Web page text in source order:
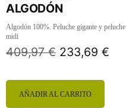
ALGODÓN
Algodón 100%. Peluche gigante y peluche
midi
409,97€ 233,69 €
AÑADIR AL CARRITO